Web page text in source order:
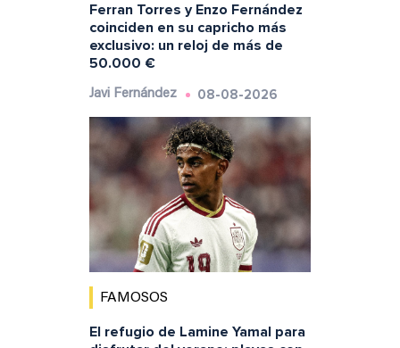
Ferran Torres y Enzo Fernández
coinciden en su capricho más
exclusivo: un reloj de más de
50.000 €
Javi Fernández 08-08-2026
FAMOSOS
El refugio de Lamine Yamal para